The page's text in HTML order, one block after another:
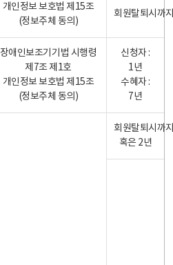
개인정보 보호법 제15조
(정보주체 동의)
회원탈퇴시까
장애인보조기기법 시행령
제7조 제1호
개인정보 보호법 제15조
(정보주체 동의)
신청자 :
1년
수혜자 :
7년
회원탈퇴시까
혹은 2년